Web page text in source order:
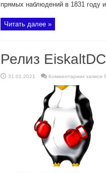
прямых наблюдений в 1831 году
Читать далее »
Релиз
31.01.2021 Комментариик записи